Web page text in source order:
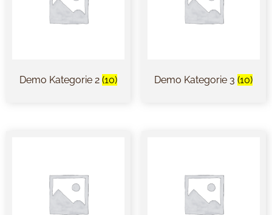
Demo Kategorie 2(10) Demo Kategorie 3(10)